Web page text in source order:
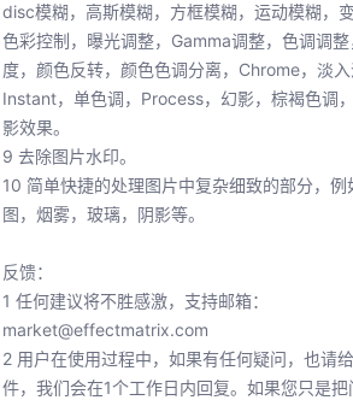
disc模糊，高斯模糊，方框模糊，运动模糊，变
色彩控制，曝光调整，Gamma调整，色调调
度，颜色反转，颜色色调分离，Chrome，淡入
Instant，单色调，Process，幻影，棕褐色调
影效果。
9 去除图片水印。
10 简单快捷的处理图片中复杂细致的部分，例
图，烟雾，玻璃，阴影等。
反馈：
1 任何建议将不胜感激，支持邮箱：
market@effectmatrix.com
2 用户在使用过程中，如果有任何疑问，也请
件，我们会在1个工作日内回复。如果您只是把